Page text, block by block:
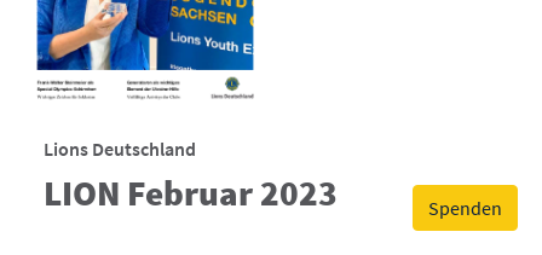
Spenden
Lions Deutschland
LION Februar 2023